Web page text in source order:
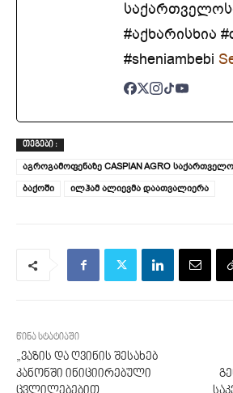
#აქხარისხია
#sheniambebi
ᲗᲔᲒᲔᲑᲘ :
აგროგამოფენაზე CASPIAN AGRO
ბაქოში
ილჰამ ალიევმა დაათვალიერა
წინა სტატიაში
„ვაზის და ღვინის შესახებ
კანონში ინიციირებული